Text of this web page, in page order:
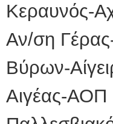
Κεραυνός-
Αν/ση
Βύρων-
Αιγέας-ΑΟΠ